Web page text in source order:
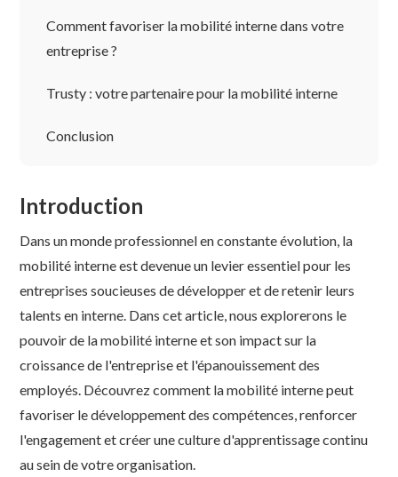
Comment favoriser la mobilité interne dans votre
entreprise ?
Trusty : votre partenaire pour la mobilité interne
Conclusion
Introduction
Dans un monde professionnel en constante évolution, la
mobilité interne est devenue un levier essentiel pour les
entreprises soucieuses de développer et de retenir leurs
talents en interne. Dans cet article, nous explorerons le
pouvoir de la mobilité interne et son impact sur la
croissance de l'entreprise et l'épanouissement des
employés. Découvrez comment la mobilité interne peut
favoriser le développement des compétences, renforcer
l'engagement et créer une culture d'apprentissage continu
au sein de votre organisation.